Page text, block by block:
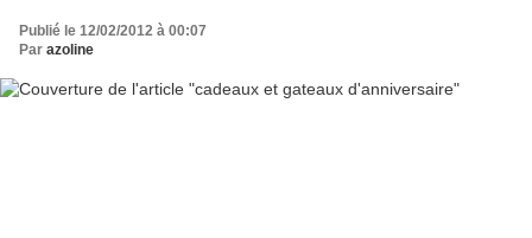
Publié le 12/02/2012 à 00:07
Par azoline